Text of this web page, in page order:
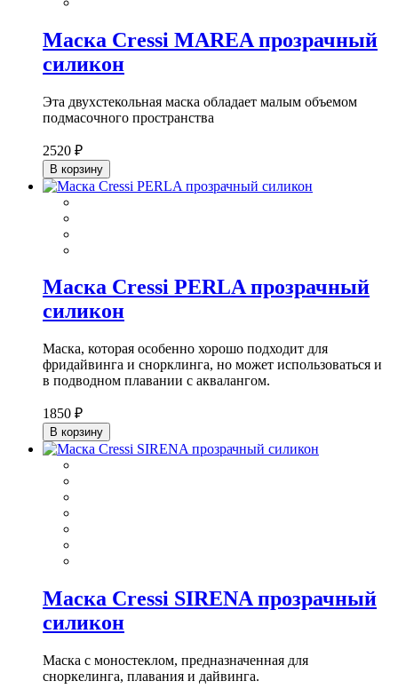
Маска Cressi MAREA прозрачный
силикон
Эта двухстекольная маска обладает малым объемом
подмасочного пространства
2520 ₽
В корзину
Маска Cressi PERLA прозрачный
силикон
Маска, которая особенно хорошо подходит для
фридайвинга и снорклинга, но может использоваться и
в подводном плавании с аквалангом.
1850 ₽
В корзину
Маска Cressi SIRENA прозрачный
силикон
Маска с моностеклом, предназначенная для
сноркелинга, плавания и дайвинга.